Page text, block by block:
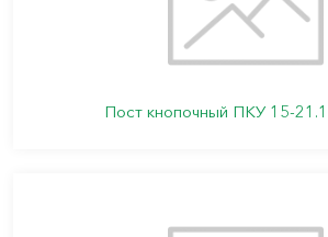
Пост кнопочный ПКУ 15-